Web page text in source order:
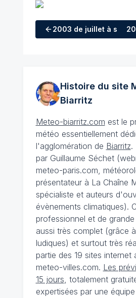
2003 de juillet à
Histoire du site
Biarritz
Meteo-biarritz.com est le
météo essentiellement
l'agglomération de Biarritz.
par Guillaume Séchet
meteo-paris.com,
présentateur à La Chaîne
spécialiste et auteurs
évènements climatiques).
professionnel et de
aussi très complet (grâce
ludiques) et surtout très
partie des 19 sites internet
meteo-villes.com. Les
15 jours, totalement
expertisées par une